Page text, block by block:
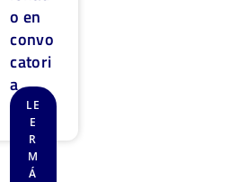
o en
convo
catori
a
nacio
nal
LE
E
R
M
Á